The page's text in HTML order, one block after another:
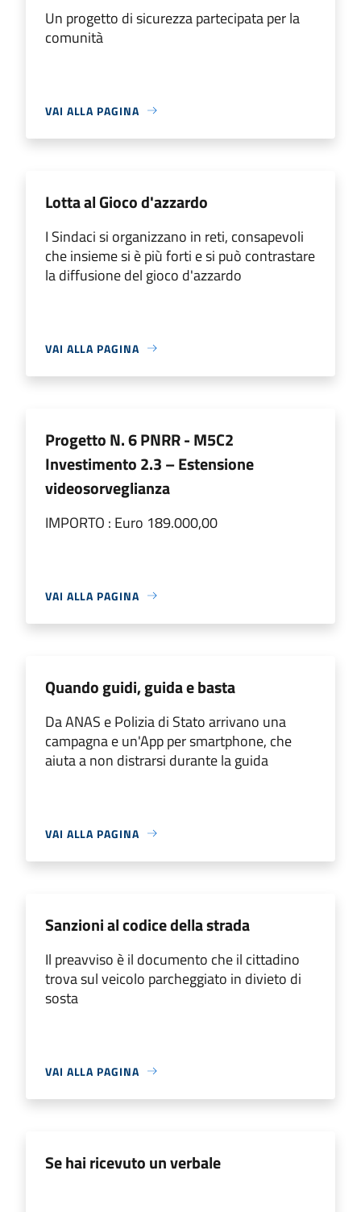
Un progetto di sicurezza partecipata per la
comunità
VAI ALLA PAGINA
Lotta al Gioco d'azzardo
I Sindaci si organizzano in reti, consapevoli
che insieme si è più forti e si può contrastare
la diffusione del gioco d'azzardo
VAI ALLA PAGINA
Progetto N. 6 PNRR - M5C2
Investimento 2.3 – Estensione
videosorveglianza
IMPORTO : Euro 189.000,00
VAI ALLA PAGINA
Quando guidi, guida e basta
Da ANAS e Polizia di Stato arrivano una
campagna e un'App per smartphone, che
aiuta a non distrarsi durante la guida
VAI ALLA PAGINA
Sanzioni al codice della strada
Il preavviso è il documento che il cittadino
trova sul veicolo parcheggiato in divieto di
sosta
VAI ALLA PAGINA
Se hai ricevuto un verbale